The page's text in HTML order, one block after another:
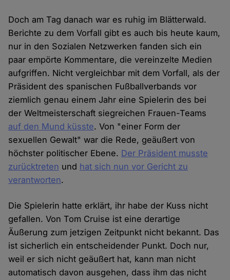
Doch am Tag danach war es ruhig im Blätterwald.
Berichte zu dem Vorfall gibt es auch bis heute kaum,
nur in den Sozialen Netzwerken fanden sich ein
paar empörte Kommentare, die vereinzelte Medien
aufgriffen. Nicht vergleichbar mit dem Vorfall, als der
Präsident des spanischen Fußballverbands vor
ziemlich genau einem Jahr eine Spielerin des bei
der Weltmeisterschaft siegreichen Frauen-Teams
auf den Mund küsste. Von "einer Form der
sexuellen Gewalt" war die Rede, geäußert von
höchster politischer Ebene. Der Präsident musste
zurücktreten und hat sich nun vor Gericht zu
verantworten.
Die Spielerin hatte erklärt, ihr habe der Kuss nicht
gefallen. Von Tom Cruise ist eine derartige
Äußerung zum jetzigen Zeitpunkt nicht bekannt. Das
ist sicherlich ein entscheidender Punkt. Doch nur,
weil er sich nicht geäußert hat, kann man nicht
automatisch davon ausgehen, dass ihm das nicht